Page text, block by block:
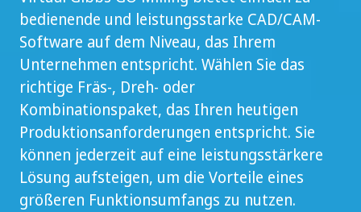
bedienende und leistungsstarke CAD/CAM-
Software auf dem Niveau, das Ihrem
Unternehmen entspricht. Wählen Sie das
richtige Fräs-, Dreh- oder
Kombinationspaket, das Ihren heutigen
Produktionsanforderungen entspricht. Sie
können jederzeit auf eine leistungsstärkere
Lösung aufsteigen, um die Vorteile eines
größeren Funktionsumfangs zu nutzen.